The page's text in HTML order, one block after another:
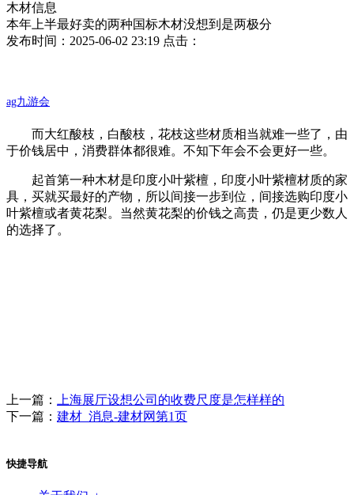
木材信息
本年上半最好卖的两种国标木材没想到是两极分
发布时间：2025-06-02 23:19 点击：
ag九游会
而大红酸枝，白酸枝，花枝这些材质相当就难一些了，由
于价钱居中，消费群体都很难。不知下年会不会更好一些。
起首第一种木材是印度小叶紫檀，印度小叶紫檀材质的家
具，买就买最好的产物，所以间接一步到位，间接选购印度小
叶紫檀或者黄花梨。当然黄花梨的价钱之高贵，仍是更少数人
的选择了。
上一篇：
上海展厅设想公司的收费尺度是怎样样的
下一篇： 建材_消息-建材网第1页
快捷导航